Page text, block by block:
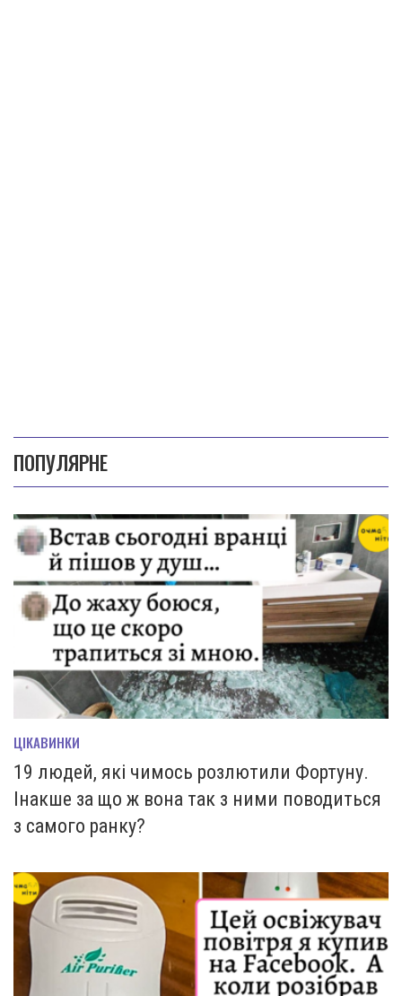
ПОПУЛЯРНЕ
ЦІКАВИНКИ
19 людей, які чимось розлютили Фортуну.
Інакше за що ж вона так з ними поводиться
з самого ранку?